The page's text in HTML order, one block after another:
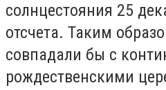
солнцестояния 25
отсчета. Таким
совпадали бы с
рождественскими